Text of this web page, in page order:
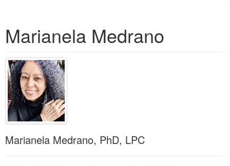
Marianela Medrano
Marianela Medrano, PhD, LPC